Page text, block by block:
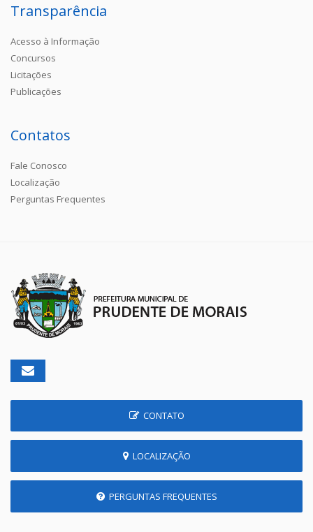
Transparência
Acesso à Informação
Concursos
Licitações
Publicações
Contatos
Fale Conosco
Localização
Perguntas Frequentes
CONTATO
LOCALIZAÇÃO
PERGUNTAS FREQUENTES